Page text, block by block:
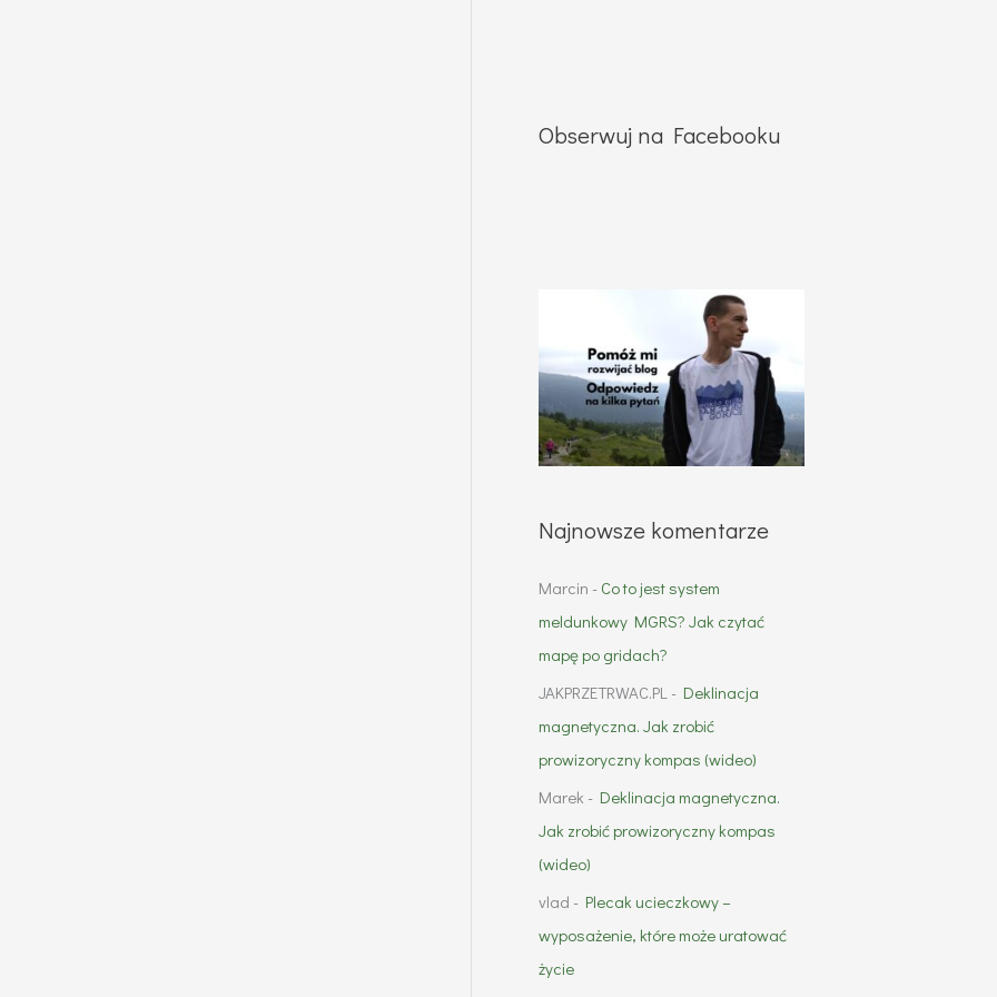
Obserwuj na Facebooku
Najnowsze komentarze
Marcin - Co to jest system
meldunkowy MGRS? Jak czytać
mapę po gridach?
JAKPRZETRWAC.PL - Deklinacja
magnetyczna. Jak zrobić
prowizoryczny kompas (wideo)
Marek - Deklinacja magnetyczna.
Jak zrobić prowizoryczny kompas
(wideo)
vlad - Plecak ucieczkowy –
wyposażenie, które może uratować
życie